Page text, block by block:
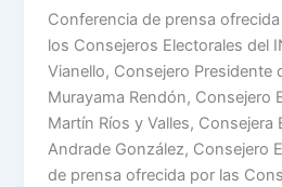
Conferencia de prensa
los Consejeros Electorales del
Vianello, Consejero Presidente
Murayama Rendón, Consejero
Martín Ríos y Valles, Consejera
Andrade González, Consejero
de prensa ofrecida por las